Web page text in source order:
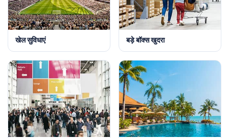
खेल सुविधाएं बड़े बॉक्स खुदरा